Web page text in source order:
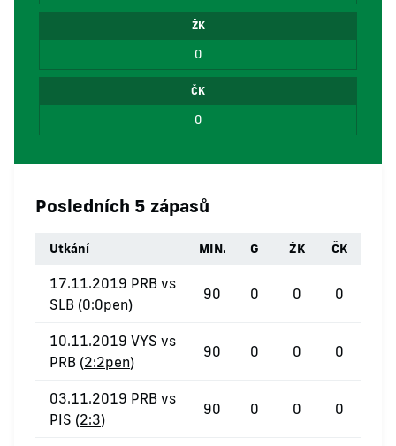
ŽK
0
ČK
0
Posledních 5 zápasů
Utkání MIN. G ŽK ČK
17.11.2019 PRB vs
SLB (0:0pen)
90 0 0 0
10.11.2019 VYS vs
PRB (2:2pen)
90 0 0 0
03.11.2019 PRB vs
PIS (2:3)
90 0 0 0